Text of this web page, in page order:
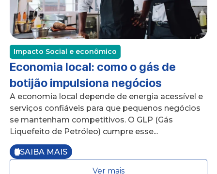
Impacto Social e econômico
Economia local: como o gás de
botijão impulsiona negócios
A economia local depende de energia acessível e
serviços confiáveis para que pequenos negócios
se mantenham competitivos. O GLP (Gás
Liquefeito de Petróleo) cumpre esse...
SAIBA MAIS
Ver mais